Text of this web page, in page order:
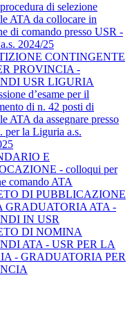
di selezione
ATA da collocare in
di comando presso USR -
2024/25
CONTINGENTE
PROVINCIA -
USR LIGURIA
d’esame per il
di n. 42 posti di
ATA da assegnare presso
per la Liguria a.s.
E
- colloqui per
comando ATA
DI PUBBLICAZIONE
GRADUATORIA ATA -
IN USR
DI NOMINA
ATA - USR PER LA
- GRADUATORIA PER